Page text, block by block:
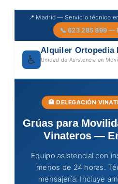
Skip
content
📍 Madrid — Servicio técnico
📞 623 285 899 —
♿
Alquiler Ortopedia
Unidad de Asistencia en
🏥 DELEGACIÓN
Grúas para
Vinateros —
Equipo asistencial con
menos de 24 horas.
mensajería. Incluye